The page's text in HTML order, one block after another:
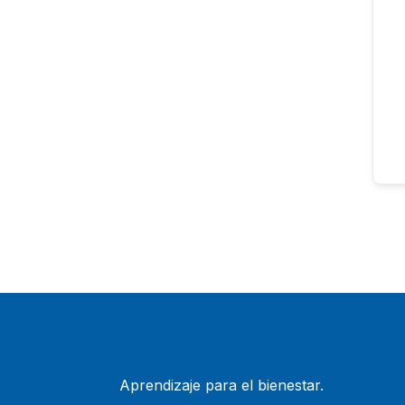
Aprendizaje para el bienestar.